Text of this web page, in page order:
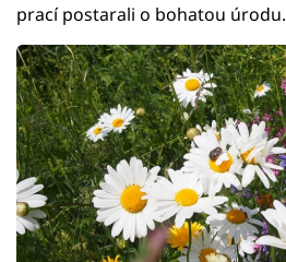
prací postarali o bohatou úrodu.